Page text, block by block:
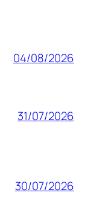
04/08/2026
31/07/2026
30/07/2026